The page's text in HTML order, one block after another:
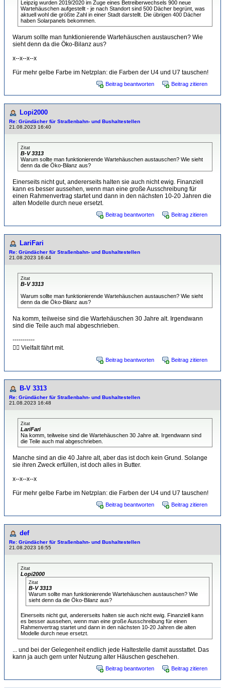
Leipzig wurden 2019/2020 im Zuge eines Betreiberwechsels 900 neue
Wartehäuschen aufgestellt - je nach Standort sind 500 Dächer begrünt, was
aktuell wohl die größte Zahl in einer Stadt darstellt. Die übrigen 400 Dächer
haben Solarpanels bekommen.
Warum sollte man funktionierende Wartehäuschen austauschen? Wie
sieht denn da die Öko-Bilanz aus?
x--x--x--x
Für mehr gelbe Farbe im Netzplan: die Farben der U4 und U7 tauschen!
Beitrag beantworten Beitrag zitieren
Lopi2000
Re: Gründächer für Straßenbahn- und Bushaltestellen
21.08.2023 16:40
Zitat
B-V 3313
Warum sollte man funktionierende Wartehäuschen austauschen? Wie sieht
denn da die Öko-Bilanz aus?
Einerseits nicht gut, andererseits halten sie auch nicht ewig. Finanziell
kann es besser aussehen, wenn man eine große Ausschreibung für
einen Rahmenvertrag startet und dann in den nächsten 10-20 Jahren die
alten Modelle durch neue ersetzt.
Beitrag beantworten Beitrag zitieren
LariFari
Re: Gründächer für Straßenbahn- und Bushaltestellen
21.08.2023 16:44
Zitat
B-V 3313
Warum sollte man funktionierende Wartehäuschen austauschen? Wie sieht
denn da die Öko-Bilanz aus?
Na komm, teilweise sind die Wartehäuschen 30 Jahre alt. Irgendwann
sind die Teile auch mal abgeschrieben.
-----------
🏳️‍🌈 Vielfalt fährt mit.
Beitrag beantworten Beitrag zitieren
B-V 3313
Re: Gründächer für Straßenbahn- und Bushaltestellen
21.08.2023 16:48
Zitat
LariFari
Na komm, teilweise sind die Wartehäuschen 30 Jahre alt. Irgendwann sind
die Teile auch mal abgeschrieben.
Manche sind an die 40 Jahre alt, aber das ist doch kein Grund. Solange
sie ihren Zweck erfüllen, ist doch alles in Butter.
x--x--x--x
Für mehr gelbe Farbe im Netzplan: die Farben der U4 und U7 tauschen!
Beitrag beantworten Beitrag zitieren
def
Re: Gründächer für Straßenbahn- und Bushaltestellen
21.08.2023 16:55
Zitat
Lopi2000
Zitat
B-V 3313
Warum sollte man funktionierende Wartehäuschen austauschen? Wie
sieht denn da die Öko-Bilanz aus?
Einerseits nicht gut, andererseits halten sie auch nicht ewig. Finanziell kann
es besser aussehen, wenn man eine große Ausschreibung für einen
Rahmenvertrag startet und dann in den nächsten 10-20 Jahren die alten
Modelle durch neue ersetzt.
... und bei der Gelegenheit endlich jede Haltestelle damit ausstattet. Das
kann ja auch gern unter Nutzung alter Häuschen geschehen.
Beitrag beantworten Beitrag zitieren